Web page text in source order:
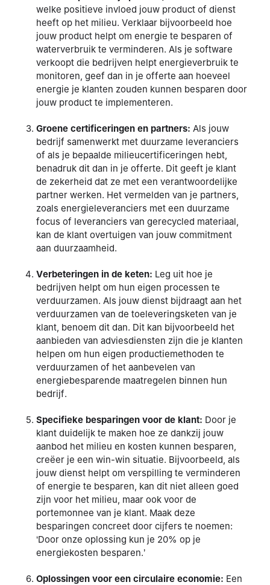
welke positieve invloed jouw product of dienst
heeft op het milieu. Verklaar bijvoorbeeld hoe
jouw product helpt om energie te besparen of
waterverbruik te verminderen. Als je software
verkoopt die bedrijven helpt energieverbruik te
monitoren, geef dan in je offerte aan hoeveel
energie je klanten zouden kunnen besparen door
jouw product te implementeren.
Groene certificeringen en partners: Als jouw
bedrijf samenwerkt met duurzame leveranciers
of als je bepaalde milieucertificeringen hebt,
benadruk dit dan in je offerte. Dit geeft je klant
de zekerheid dat ze met een verantwoordelijke
partner werken. Het vermelden van je partners,
zoals energieleveranciers met een duurzame
focus of leveranciers van gerecycled materiaal,
kan de klant overtuigen van jouw commitment
aan duurzaamheid.
Verbeteringen in de keten: Leg uit hoe je
bedrijven helpt om hun eigen processen te
verduurzamen. Als jouw dienst bijdraagt aan het
verduurzamen van de toeleveringsketen van je
klant, benoem dit dan. Dit kan bijvoorbeeld het
aanbieden van adviesdiensten zijn die je klanten
helpen om hun eigen productiemethoden te
verduurzamen of het aanbevelen van
energiebesparende maatregelen binnen hun
bedrijf.
Specifieke besparingen voor de klant: Door je
klant duidelijk te maken hoe ze dankzij jouw
aanbod het milieu en kosten kunnen besparen,
creëer je een win-win situatie. Bijvoorbeeld, als
jouw dienst helpt om verspilling te verminderen
of energie te besparen, kan dit niet alleen goed
zijn voor het milieu, maar ook voor de
portemonnee van je klant. Maak deze
besparingen concreet door cijfers te noemen:
‘Door onze oplossing kun je 20% op je
energiekosten besparen.’
Oplossingen voor een circulaire economie: Een